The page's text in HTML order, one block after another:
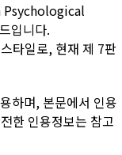
Psychological
입니다.
타일로, 현재 제 7판
하며, 본문에서 인용
한 인용정보는 참고